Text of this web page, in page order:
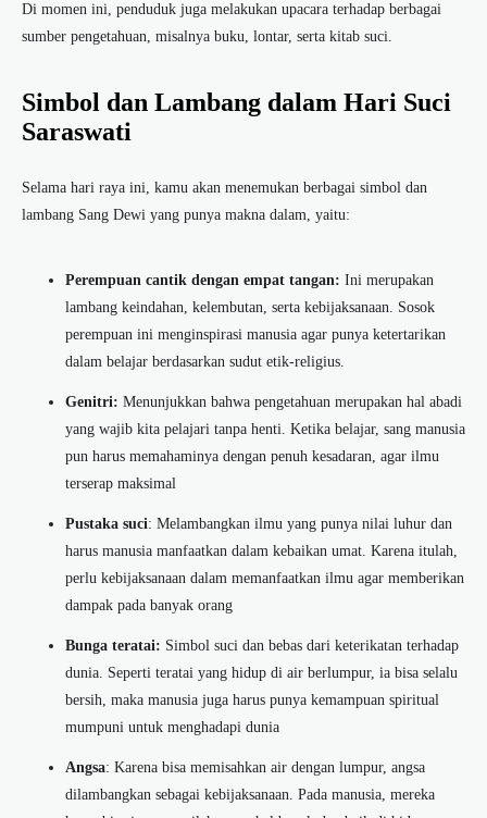
Di momen ini, penduduk juga melakukan upacara terhadap berbagai
sumber pengetahuan, misalnya buku, lontar, serta kitab suci.
Simbol dan Lambang dalam Hari Suci
Saraswati
Selama hari raya ini, kamu akan menemukan berbagai simbol dan
lambang Sang Dewi yang punya makna dalam, yaitu:
Perempuan cantik dengan empat tangan: Ini merupakan
lambang keindahan, kelembutan, serta kebijaksanaan. Sosok
perempuan ini menginspirasi manusia agar punya ketertarikan
dalam belajar berdasarkan sudut etik-religius.
Genitri: Menunjukkan bahwa pengetahuan merupakan hal abadi
yang wajib kita pelajari tanpa henti. Ketika belajar, sang manusia
pun harus memahaminya dengan penuh kesadaran, agar ilmu
terserap maksimal
Pustaka suci: Melambangkan ilmu yang punya nilai luhur dan
harus manusia manfaatkan dalam kebaikan umat. Karena itulah,
perlu kebijaksanaan dalam memanfaatkan ilmu agar memberikan
dampak pada banyak orang
Bunga teratai: Simbol suci dan bebas dari keterikatan terhadap
dunia. Seperti teratai yang hidup di air berlumpur, ia bisa selalu
bersih, maka manusia juga harus punya kemampuan spiritual
mumpuni untuk menghadapi dunia
Angsa: Karena bisa memisahkan air dengan lumpur, angsa
dilambangkan sebagai kebijaksanaan. Pada manusia, mereka